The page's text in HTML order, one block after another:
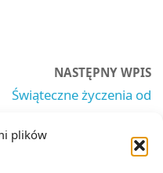
plików
NASTĘPNY WPIS
Świąteczne życzenia od
NSZZ Policjantów